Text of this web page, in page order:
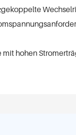
hohen